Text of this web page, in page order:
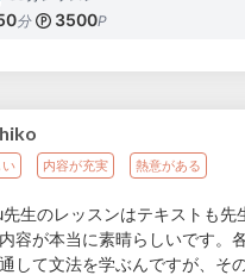
分 3500P
内容が充実 熱意がある
生のレッスンはテキストも先
容が本当に素晴らしいです。
して文法を学ぶんですが、そ